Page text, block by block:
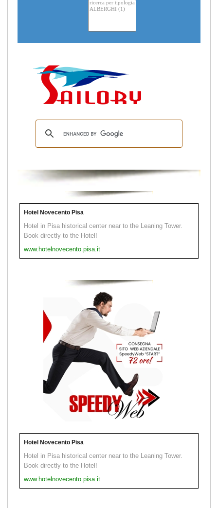
Hotel Novecento Pisa
Hotel in Pisa historical center near to the Leaning Tower.
Book directly to the Hotel!
www.hotelnovecento.pisa.it
Hotel Novecento Pisa
Hotel in Pisa historical center near to the Leaning Tower.
Book directly to the Hotel!
www.hotelnovecento.pisa.it